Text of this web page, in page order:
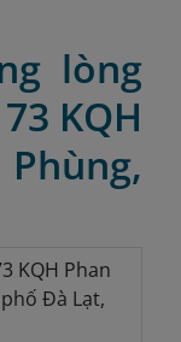
lòng
KQH
KQH Phan
Đà Lạt,